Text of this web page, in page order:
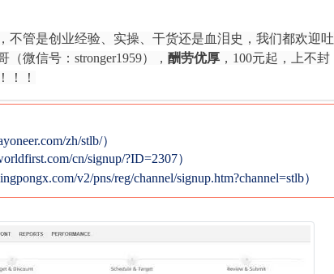
不管是创业经验、实操、干货还是血泪史，我们都欢迎吐
微信号：stronger1959）， 酬劳优厚 ，100元起，上不封
！！
zh/stlb/）
cn/signup/?ID=2307）
v2/pns/reg/channel/signup.htm?channel=stlb）